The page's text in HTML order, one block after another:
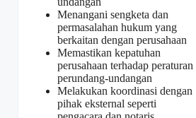
Menangani sengketa dan
permasalahan hukum yang
berkaitan dengan perusahaan
Memastikan kepatuhan
perusahaan terhadap peraturan
perundang-undangan
Melakukan koordinasi dengan
pihak eksternal seperti